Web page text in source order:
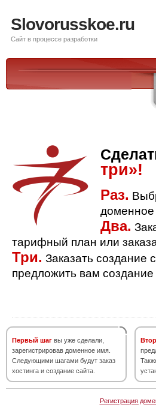
Slovorusskoe.ru
Сайт в процессе разработки
три»!
Раз.
доменное
Два.
тарифный план или
Три. Заказать
предложить вам
Первый шаг вы уже сделали,
зарегистрировав доменное имя.
Следующими шагами будут заказ
хостинга и создание сайта.
Регистрация